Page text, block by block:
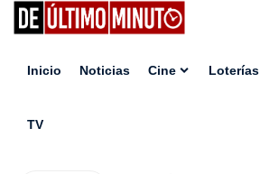
Inicio Noticias Cine Loterías
TV